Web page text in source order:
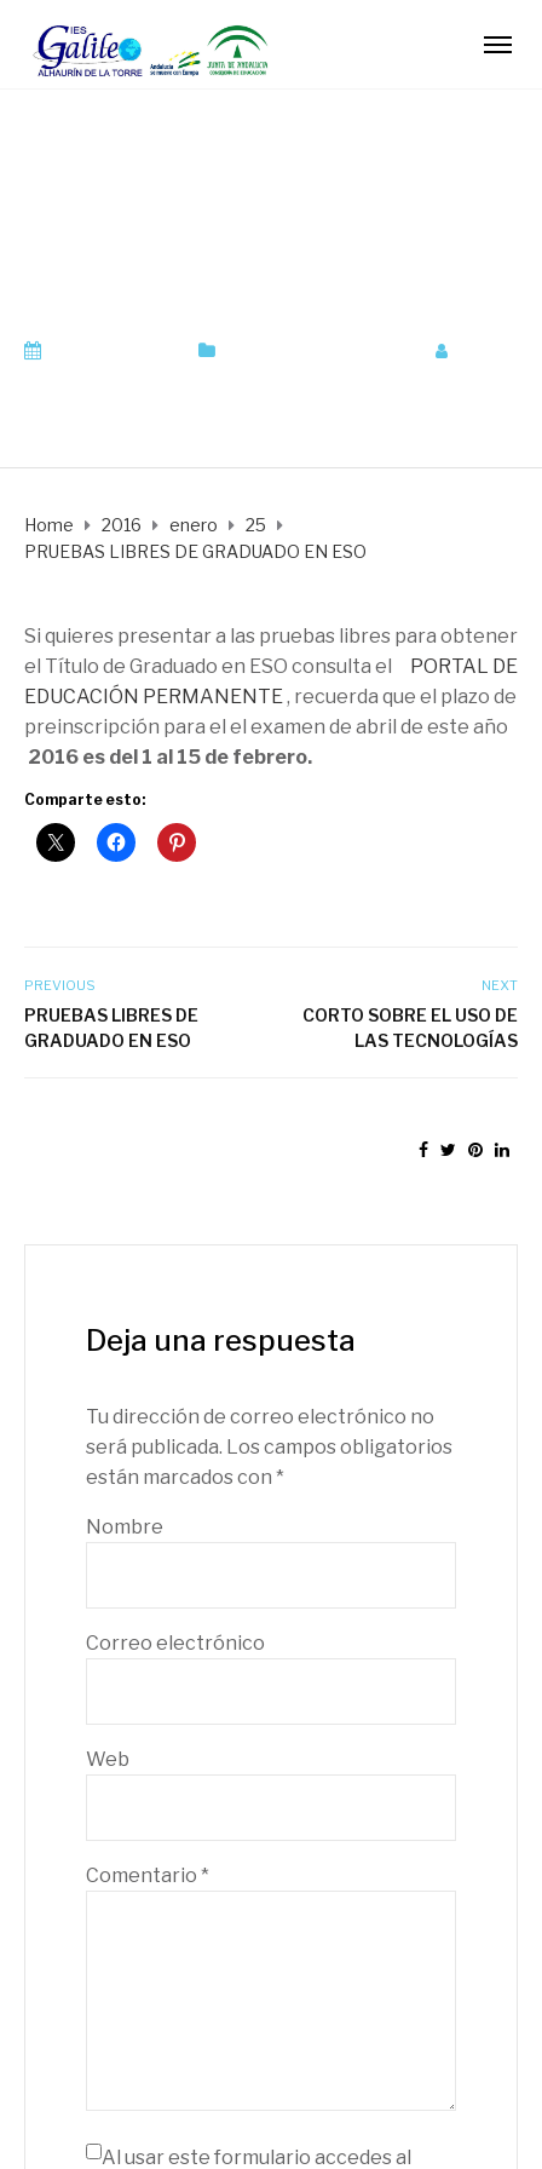
Home 2016 enero
25
PRUEBAS LIBRES DE GRADUADO EN ESO
Si quieres presentar a las pruebas libres para obtener
el Título de Graduado en ESO consulta el PORTAL DE
EDUCACIÓN PERMANENTE , recuerda que el plazo de
preinscripción para el el examen de abril de este año
2016 es del 1 al 15 de febrero.
Comparte esto:
PREVIOUS
PRUEBAS LIBRES DE
GRADUADO EN ESO
NEXT
CORTO SOBRE EL USO DE
LAS TECNOLOGÍAS
Deja una respuesta
Tu dirección de correo electrónico no
será publicada. Los campos obligatorios
están marcados con *
Nombre
Correo electrónico
Web
Comentario *
Al usar este formulario accedes al